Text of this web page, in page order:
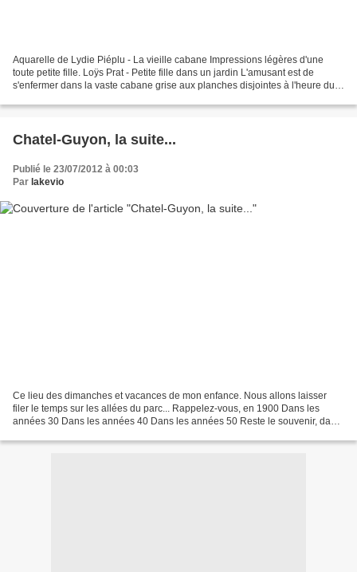
Aquarelle de Lydie Piéplu - La vieille cabane Impressions légères d'une
toute petite fille. Loÿs Prat - Petite fille dans un jardin L'amusant est de
s'enfermer dans la vaste cabane grise aux planches disjointes à l'heure du
Chatel-Guyon, la suite...
Publié le 23/07/2012 à 00:03
Par lakevio
Ce lieu des dimanches et vacances de mon enfance. Nous allons laisser
filer le temps sur les allées du parc... Rappelez-vous, en 1900 Dans les
années 30 Dans les années 40 Dans les années 50 Reste le souvenir, dans